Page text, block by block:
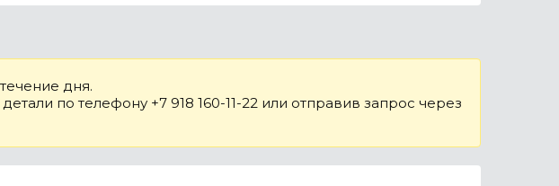
дня.
по телефону +7 918 160-11-22 или отправив запрос через